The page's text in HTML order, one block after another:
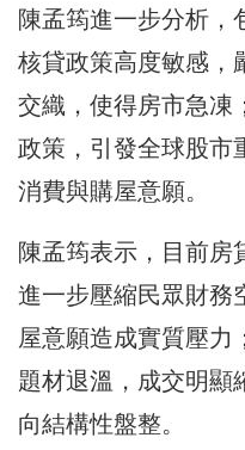
陳孟筠進一步分析，
核貸政策高度敏感，
交織，使得房市急凍
政策，引發全球股市
消費與購屋意願。
陳孟筠表示，目前房
進一步壓縮民眾財務
屋意願造成實質壓力
題材退溫，成交明顯
向結構性盤整。